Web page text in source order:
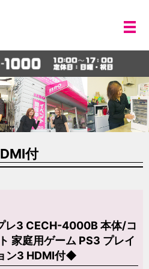
メ
付
3 CECH-4000B 本体/コ
家庭用ゲーム PS3 プレイ
ン3 HDMI付◆